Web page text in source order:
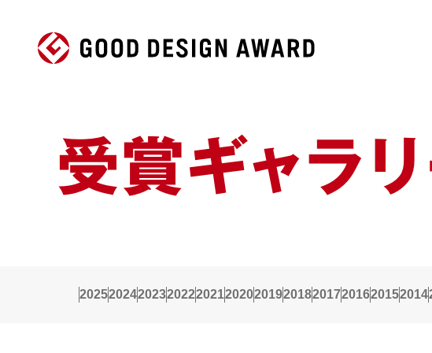
受賞ギャラ
202520242023202220212020201920182017201620152014